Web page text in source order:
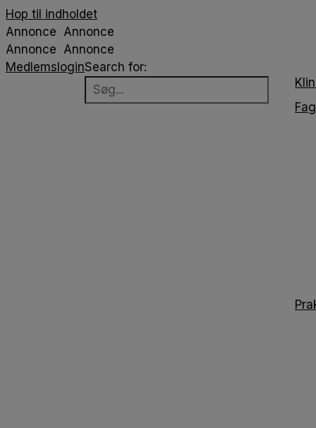
Hop til indholdet
Annonce Annonce
Annonce Annonce
MedlemsloginSearch for: